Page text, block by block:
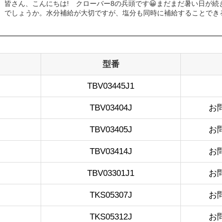
皆さん、こんにちは! クローバー8の兵頭です😀まだまだ暑い日が続
でしょうか。水分補給が大切ですが、塩分も同時に補給することでき
型番
TBV03445J1
TBV03404J お
TBV03405J お
TBV03414J お
TBV03301J1 お
TKS05307J お
TKS05312J お